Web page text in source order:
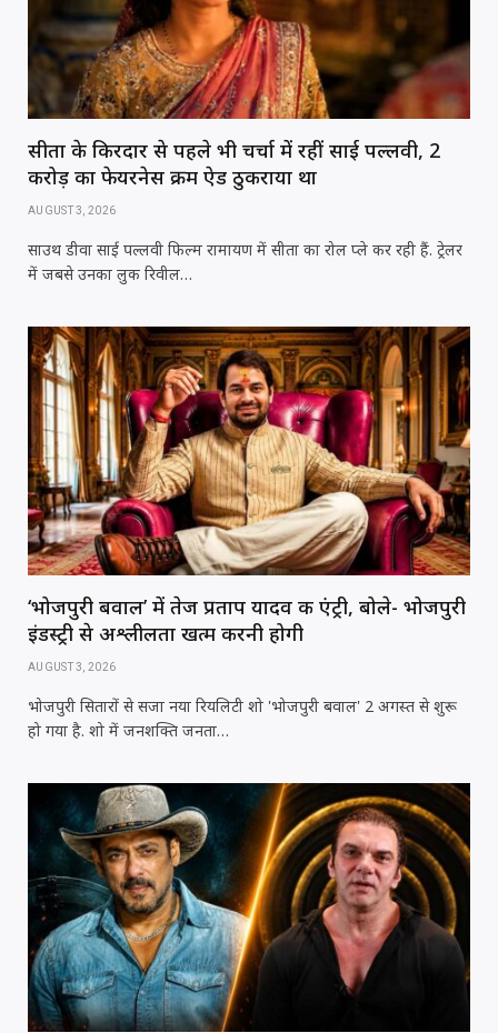
सीता के किरदार से पहले भी चर्चा में रहीं साई पल्लवी, 2
करोड़ का फेयरनेस क्रीम ऐड ठुकराया था
AUGUST 3, 2026
साउथ डीवा साई पल्लवी फिल्म रामायण में सीता का रोल प्ले कर रही हैं. ट्रेलर
में जबसे उनका लुक रिवील…
‘भोजपुरी बवाल’ में तेज प्रताप यादव की एंट्री, बोले- भोजपुरी
इंडस्ट्री से अश्लीलता खत्म करनी होगी
AUGUST 3, 2026
भोजपुरी सितारों से सजा नया रियलिटी शो 'भोजपुरी बवाल' 2 अगस्त से शुरू
हो गया है. शो में जनशक्ति जनता…